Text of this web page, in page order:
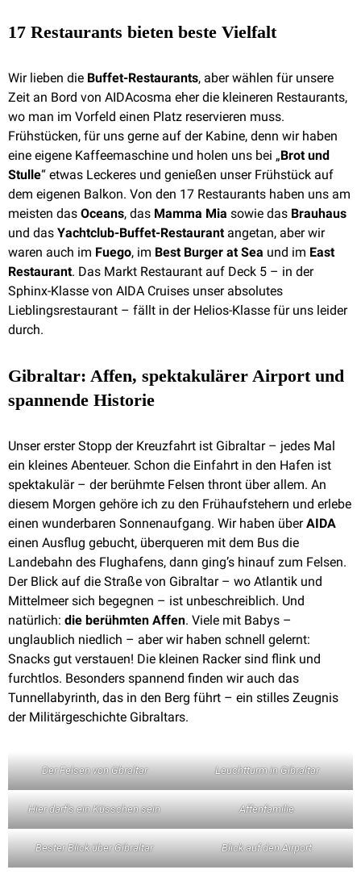
17 Restaurants bieten beste Vielfalt
Wir lieben die Buffet-Restaurants, aber wählen für unsere
Zeit an Bord von AIDAcosma eher die kleineren Restaurants,
wo man im Vorfeld einen Platz reservieren muss.
Frühstücken, für uns gerne auf der Kabine, denn wir haben
eine eigene Kaffeemaschine und holen uns bei „Brot und
Stulle“ etwas Leckeres und genießen unser Frühstück auf
dem eigenen Balkon. Von den 17 Restaurants haben uns am
meisten das Oceans, das Mamma Mia sowie das Brauhaus
und das Yachtclub-Buffet-Restaurant angetan, aber wir
waren auch im Fuego, im Best Burger at Sea und im East
Restaurant. Das Markt Restaurant auf Deck 5 – in der
Sphinx-Klasse von AIDA Cruises unser absolutes
Lieblingsrestaurant – fällt in der Helios-Klasse für uns leider
durch.
Gibraltar: Affen, spektakulärer Airport und
spannende Historie
Unser erster Stopp der Kreuzfahrt ist Gibraltar – jedes Mal
ein kleines Abenteuer. Schon die Einfahrt in den Hafen ist
spektakulär – der berühmte Felsen thront über allem. An
diesem Morgen gehöre ich zu den Frühaufstehern und erlebe
einen wunderbaren Sonnenaufgang. Wir haben überAIDA
einen Ausflug gebucht, überqueren mit dem Bus die
Landebahn des Flughafens, dann ging’s hinauf zum Felsen.
Der Blick auf die Straße von Gibraltar – wo Atlantik und
Mittelmeer sich begegnen – ist unbeschreiblich. Und
natürlich: die berühmten Affen. Viele mit Babys –
unglaublich niedlich – aber wir haben schnell gelernt:
Snacks gut verstauen! Die kleinen Racker sind flink und
furchtlos. Besonders spannend finden wir auch das
Tunnellabyrinth, das in den Berg führt – ein stilles Zeugnis
der Militärgeschichte Gibraltars.
Der Felsen von Gbraltar Leuchtturm in Gibraltar
Hier darf’s ein Küsschen sein Affenfamilie
Bester Blick über Gibraltar Blick auf den Airport